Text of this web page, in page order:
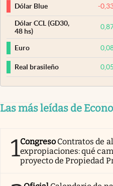
Dólar Blue -
Dólar CCL (GD30,
48 hs)
Euro
Real brasileño
Las más leídas de
1Congreso Contratos de
expropiaciones: qué
proyecto de Propiedad